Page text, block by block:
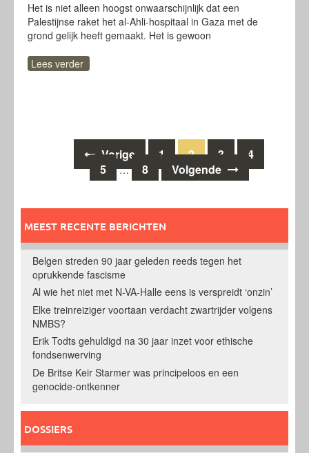
Het is niet alleen hoogst onwaarschijnlijk dat een
Palestijnse raket het al-Ahli-hospitaal in Gaza met de
grond gelijk heeft gemaakt. Het is gewoon
Lees verder
Berichten
navigatie
Vorige 1 2 3
4
5
… 8 Volgende
MEEST RECENTE BERICHTEN
Belgen streden 90 jaar geleden reeds tegen het
oprukkende fascisme
Al wie het niet met N-VA-Halle eens is verspreidt ‘onzin’
Elke treinreiziger voortaan verdacht zwartrijder volgens
NMBS?
Erik Todts gehuldigd na 30 jaar inzet voor ethische
fondsenwerving
De Britse Keir Starmer was principeloos en een
genocide-ontkenner
DOSSIERS